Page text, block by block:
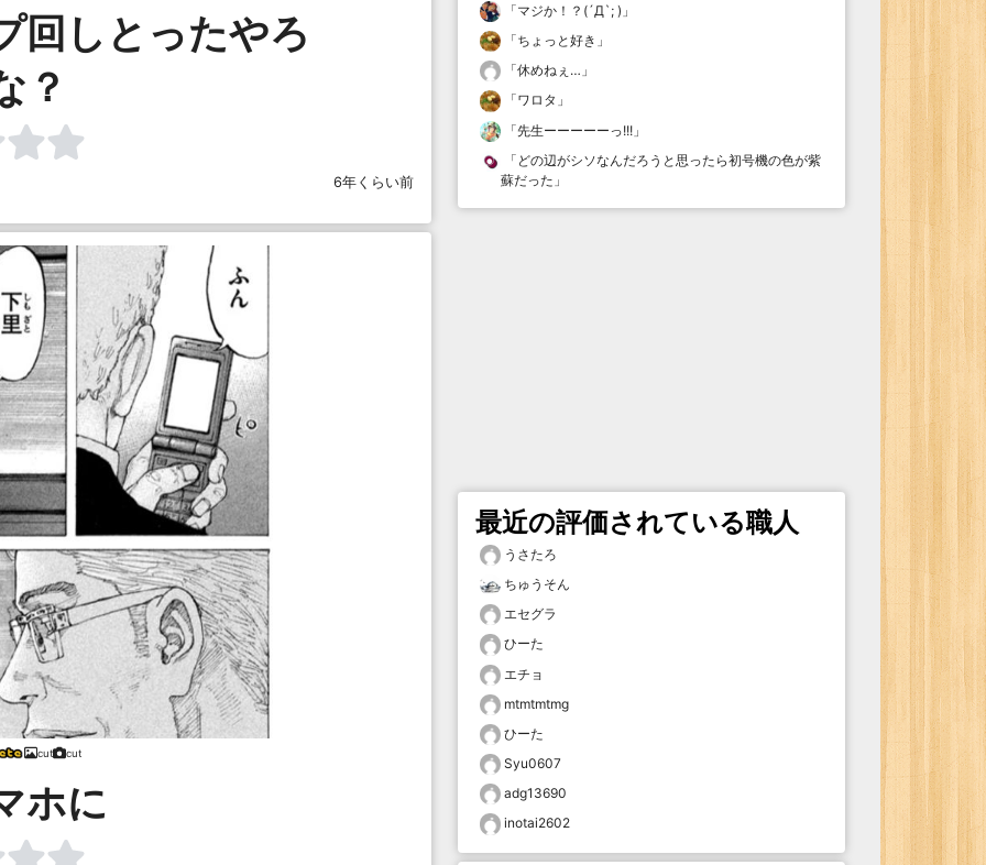
回しとったやろ
？
6年くらい前
cut cut
ホに
「マジか！？(´Д`; ) 」
「ちょっと好き 」
「休めねぇ… 」
「ワロタ 」
「先生ーーーーーっ!!! 」
「 どの辺がシソなんだろうと思ったら初号機の色が紫
蘇だった 」
最近の評価されている職人
うさたろ
ちゅうそん
エセグラ
ひーた
エチョ
mtmtmtmg
ひーた
Syu0607
adg13690
inotai2602